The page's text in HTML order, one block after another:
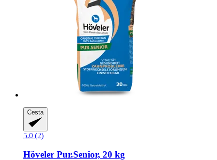
Cesta
5.0 (2)
Höveler Pur.Senior, 20 kg